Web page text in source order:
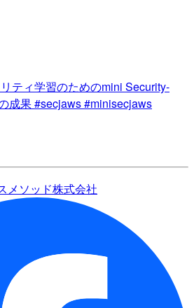
ティ学習のためのmini Security-
成果 #secjaws #minisecjaws
メソッド株式会社